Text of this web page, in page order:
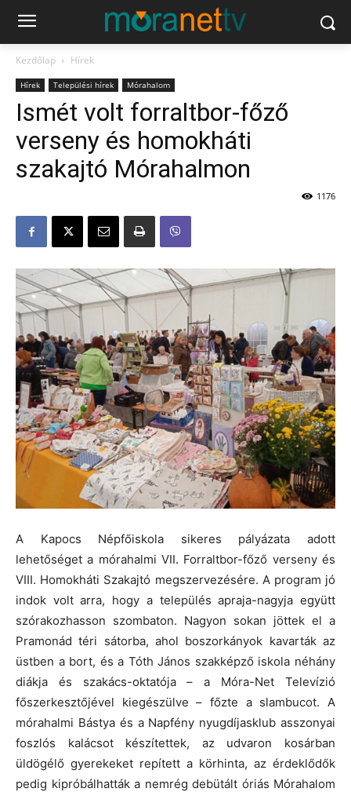
Kezdőlap Hírek
Hírek Települési hírek Mórahalom
Ismét volt forraltbor-főző
verseny és homokháti
szakajtó Mórahalmon
1176
A Kapocs Népfőiskola sikeres pályázata adott
lehetőséget a mórahalmi VII. Forraltbor-főző verseny és
VIII. Homokháti Szakajtó megszervezésére. A program jó
indok volt arra, hogy a település apraja-nagyja együtt
szórakozhasson szombaton. Nagyon sokan jöttek el a
Pramonád téri sátorba, ahol boszorkányok kavarták az
üstben a bort, és a Tóth János szakképző iskola néhány
diákja és szakács-oktatója – a Móra-Net Televízió
főszerkesztőjével kiegészülve – főzte a slambucot. A
mórahalmi Bástya és a Napfény nyugdíjasklub asszonyai
foszlós kalácsot készítettek, az udvaron kosárban
üldögélő gyerekeket repített a körhinta, az érdeklődők
pedig kipróbálhatták a nemrég debütált óriás Mórahalom